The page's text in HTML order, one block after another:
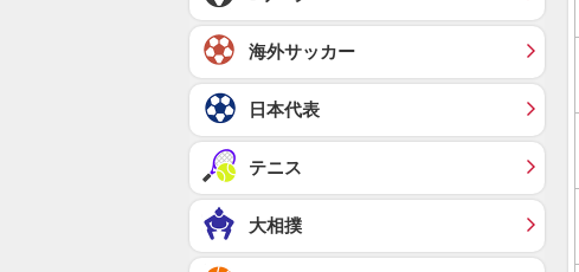
海外サッカー
日本代表
テニス
大相撲